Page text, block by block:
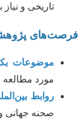
تاریخی و
فرصت‌های
موضوعات
مورد مطالعه
روابط
صحنه جهانی